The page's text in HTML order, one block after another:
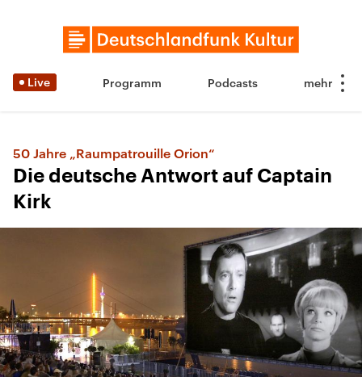
Live Programm Podcasts
50 Jahre „Raumpatrouille Orion“
Die deutsche Antwort auf Captain
Kirk